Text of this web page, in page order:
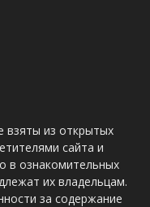
взяты из открытых
сайта и
в ознакомительных
их владельцам.
за содержание